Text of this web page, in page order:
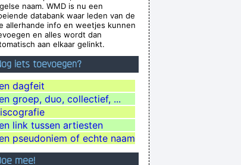
a beat apart. ~ Waylon Jennings
let you in the hotel.~ Buddy Holly
gay men had squeezed his butt
lacks real depth.~ Christina Aguilera
With With Your Self Esteem~ Kurt
Cobain
you get critisized...~ Rob Pilatus
the world anyway~ George Michael
are bigger than Jesus~ John Lennon
naam. WMD is nu een
databank waar leden van de
allerhande info en weetjes kunnen
en alles wordt dan
aan elkaar gelinkt.
iets toevoegen?
dagfeit
groep, duo, collectief, ...
link tussen artiesten
pseudoniem of echte naam
mee!